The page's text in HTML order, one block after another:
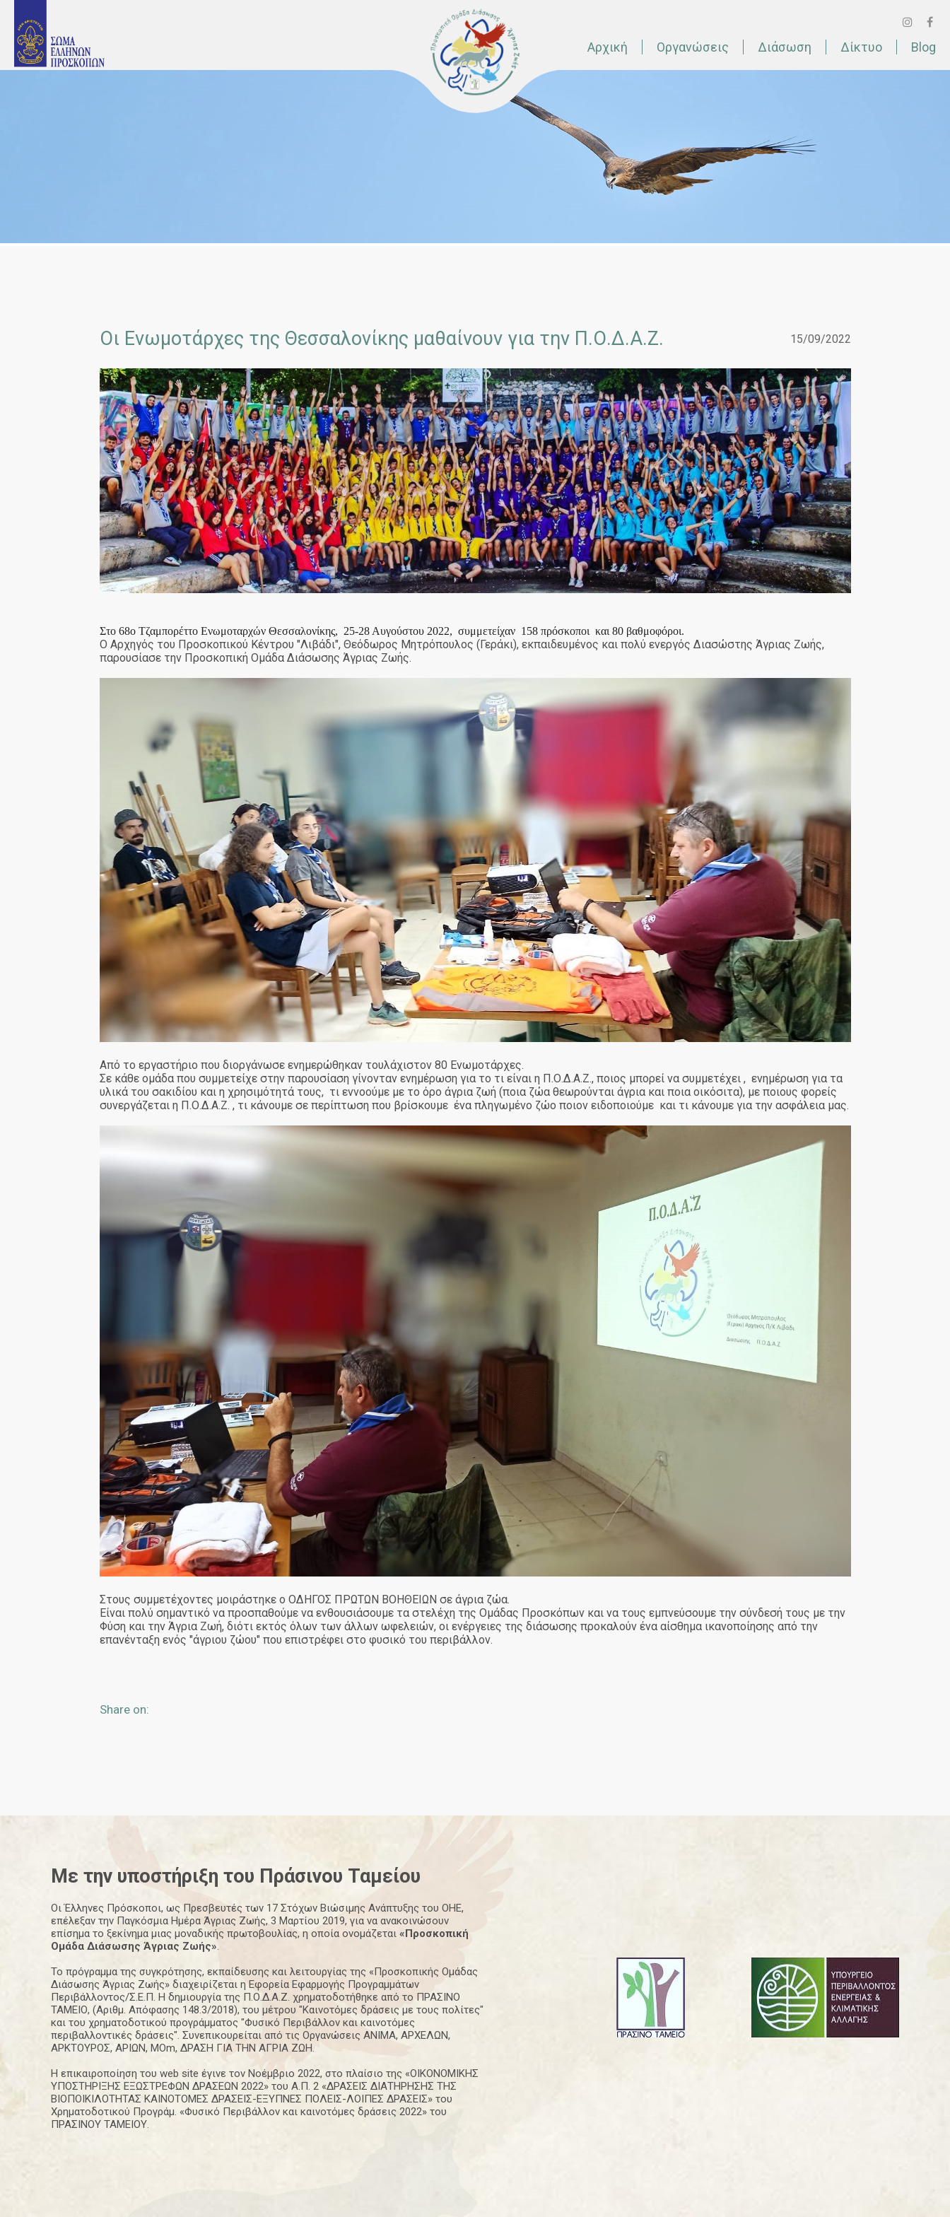
Αρχική Οργανώσεις Διάσωση Δίκτυο Blog
Οι Ενωμοτάρχες της Θεσσαλονίκης μαθαίνουν για την Π.Ο.Δ.Α.Ζ. 15/09/2022
Στο 68ο Τζαμπορέττο Ενωμοταρχών Θεσσαλονίκης, 25-28 Αυγούστου 2022, συμμετείχαν 158 πρόσκοποι και 80 βαθμοφόροι.
Ο Αρχηγός του Προσκοπικού Κέντρου "Λιβάδι", Θεόδωρος Μητρόπουλος (Γεράκι), εκπαιδευμένος και πολύ ενεργός Διασώστης Άγριας Ζωής,
παρουσίασε την Προσκοπική Ομάδα Διάσωσης Άγριας Ζωής.
Από το εργαστήριο που διοργάνωσε ενημερώθηκαν τουλάχιστον 80 Ενωμοτάρχες.
Σε κάθε ομάδα που συμμετείχε στην παρουσίαση γίνονταν ενημέρωση για το τι είναι η Π.Ο.Δ.Α.Ζ., ποιος μπορεί να συμμετέχει , ενημέρωση για τα
υλικά του σακιδίου και η χρησιμότητά τους, τι εννοούμε με το όρο άγρια ζωή (ποια ζώα θεωρούνται άγρια και ποια οικόσιτα), με ποιους φορείς
συνεργάζεται η Π.Ο.Δ.Α.Ζ. , τι κάνουμε σε περίπτωση που βρίσκουμε ένα πληγωμένο ζώο ποιον ειδοποιούμε και τι κάνουμε για την ασφάλεια μας.
Στους συμμετέχοντες μοιράστηκε ο ΟΔΗΓΟΣ ΠΡΩΤΩΝ ΒΟΗΘΕΙΩΝ σε άγρια ζώα.
Είναι πολύ σημαντικό να προσπαθούμε να ενθουσιάσουμε τα στελέχη της Ομάδας Προσκόπων και να τους εμπνεύσουμε την σύνδεσή τους με την
Φύση και την Άγρια Ζωή, διότι εκτός όλων των άλλων ωφελειών, οι ενέργειες της διάσωσης προκαλούν ένα αίσθημα ικανοποίησης από την
επανένταξη ενός "άγριου ζώου" που επιστρέφει στο φυσικό του περιβάλλον.
Share on:
Με την υποστήριξη του Πράσινου Ταμείου
Οι Έλληνες Πρόσκοποι, ως Πρεσβευτές των 17 Στόχων Βιώσιμης Ανάπτυξης του ΟΗΕ,
επέλεξαν την Παγκόσμια Ημέρα Άγριας Ζωής, 3 Μαρτίου 2019, για να ανακοινώσουν
επίσημα το ξεκίνημα μιας μοναδικής πρωτοβουλίας, η οποία ονομάζεται «Προσκοπική
Ομάδα Διάσωσης Άγριας Ζωής».
Το πρόγραμμα της συγκρότησης, εκπαίδευσης και λειτουργίας της «Προσκοπικής Ομάδας
Διάσωσης Άγριας Ζωής» διαχειρίζεται η Εφορεία Εφαρμογής Προγραμμάτων
Περιβάλλοντος/Σ.Ε.Π. Η δημιουργία της Π.Ο.Δ.Α.Ζ. χρηματοδοτήθηκε από το ΠΡΑΣΙΝΟ
ΤΑΜΕΙΟ, (Αριθμ. Απόφασης 148.3/2018), του μέτρου "Καινοτόμες δράσεις με τους πολίτες"
και του χρηματοδοτικού προγράμματος "Φυσικό Περιβάλλον και καινοτόμες
περιβαλλοντικές δράσεις". Συνεπικουρείται από τις Οργανώσεις ΑΝΙΜΑ, ΑΡΧΕΛΩΝ,
ΑΡΚΤΟΥΡΟΣ, ΑΡΙΩΝ, ΜΟm, ΔΡΑΣΗ ΓΙΑ ΤΗΝ ΑΓΡΙΑ ΖΩΗ.
Η επικαιροποίηση του web site έγινε τον Νοέμβριο 2022, στο πλαίσιο της «ΟΙΚΟΝΟΜΙΚΗΣ
ΥΠΟΣΤΗΡΙΞΗΣ ΕΞΩΣΤΡΕΦΩΝ ΔΡΑΣΕΩΝ 2022» του Α.Π. 2 «ΔΡΑΣΕΙΣ ΔΙΑΤΗΡΗΣΗΣ ΤΗΣ
ΒΙΟΠΟΙΚΙΛΟΤΗΤΑΣ ΚΑΙΝΟΤΟΜΕΣ ΔΡΑΣΕΙΣ-ΕΞΥΠΝΕΣ ΠΟΛΕΙΣ-ΛΟΙΠΕΣ ΔΡΑΣΕΙΣ» του
Χρηματοδοτικού Προγράμ. «Φυσικό Περιβάλλον και καινοτόμες δράσεις 2022» του
ΠΡΑΣΙΝΟΥ ΤΑΜΕΙΟΥ.